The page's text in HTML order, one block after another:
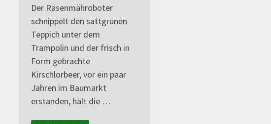
Der Rasenmähroboter
schnippelt den sattgrünen
Teppich unter dem
Trampolin und der frisch in
Form gebrachte
Kirschlorbeer, vor ein paar
Jahren im Baumarkt
erstanden, hält die …